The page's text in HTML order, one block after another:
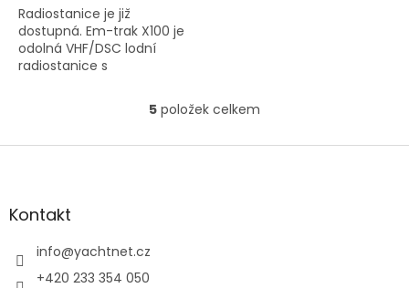
5
hvězdiček.
Radiostanice je již
dostupná. Em-trak X100 je
odolná VHF/DSC lodní
radiostanice s
jasný zvuk, barevný displej
O
l
5 položek celkem
Z
aKontakt
info@yachtnet.cz
+420 233 354 050